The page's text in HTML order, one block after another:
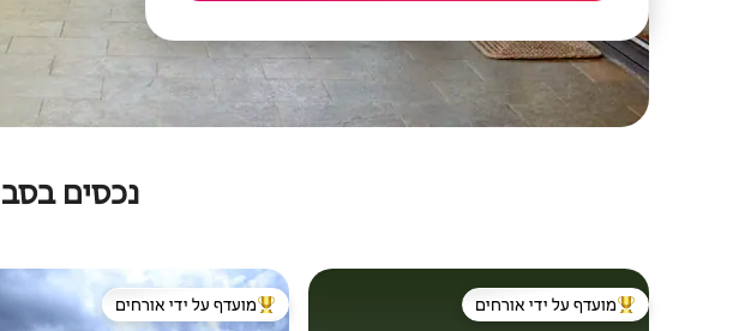
נכסים
מוביל בקרב נכסים מועדפים על ידי אורחים
מועדף על ידי אורחים מוביל בקרב נכסים מועדפים על ידי אורחים
מועדף על ידי אורחים